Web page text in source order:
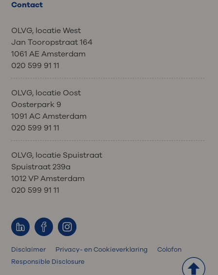
Contact
OLVG, locatie West
Jan Tooropstraat 164
1061 AE Amsterdam
020 599 91 11
OLVG, locatie Oost
Oosterpark 9
1091 AC Amsterdam
020 599 91 11
OLVG, locatie Spuistraat
Spuistraat 239a
1012 VP Amsterdam
020 599 91 11
Disclaimer Privacy- en Cookieverklaring
Colofon
Responsible Disclosure